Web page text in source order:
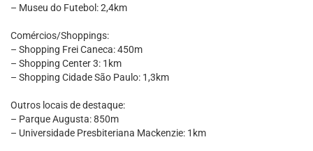
– Museu do Futebol: 2,4km
Comércios/Shoppings:
– Shopping Frei Caneca: 450m
– Shopping Center 3: 1km
– Shopping Cidade São Paulo: 1,3km
Outros locais de destaque:
– Parque Augusta: 850m
– Universidade Presbiteriana Mackenzie: 1km